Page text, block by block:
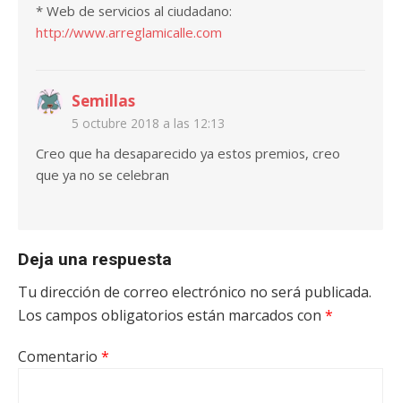
* Web de servicios al ciudadano:
http://www.arreglamicalle.com
Semillas
5 octubre 2018 a las 12:13
Creo que ha desaparecido ya estos premios, creo
que ya no se celebran
Deja una respuesta
Tu dirección de correo electrónico no será publicada.
Los campos obligatorios están marcados con *
Comentario *